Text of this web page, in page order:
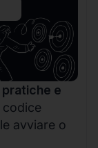
e
avviare o